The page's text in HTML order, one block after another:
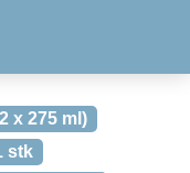
x 275 ml)
stk